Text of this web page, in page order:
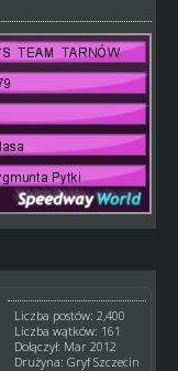
Liczba postów: 2,400
Liczba wątków: 161
Dołączył: Mar 2012
Drużyna: Gryf Szczecin